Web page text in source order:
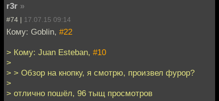
r3r »
#74 | 17.07.15 09:14
Кому: Goblin, #22
> Кому: Juan Esteban, #10
>
> > Обзор на кнопку, я смотрю, произвел фурор?
>
> отлично пошёл, 96 тыщ просмотров